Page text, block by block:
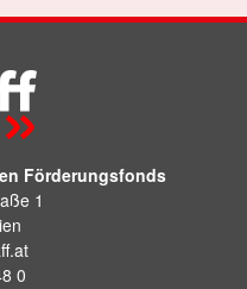
Förderungsfonds
1
0